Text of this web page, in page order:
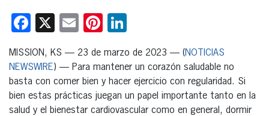
Facebook
X EmailPinterest
MISSION, KS — 23 de marzo de 2023 — (NOTICIAS
NEWSWIRE) — Para mantener un corazón saludable no
basta con comer bien y hacer ejercicio con regularidad. Si
bien estas prácticas juegan un papel importante tanto en la
salud y el bienestar cardiovascular como en general, dormir